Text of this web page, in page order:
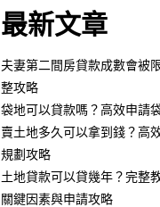
最新文章
夫妻第二間房貸款成數會被
整攻略
袋地可以貸款嗎？高效申請
賣土地多久可以拿到錢？高
規劃攻略
土地貸款可以貸幾年？完整
關鍵因素與申請攻略